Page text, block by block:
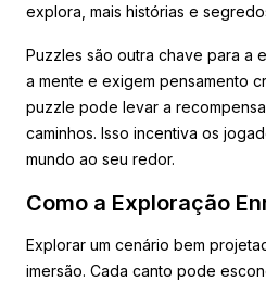
explora, mais histórias e
Puzzles são outra chave para a
a mente e exigem pensamento
puzzle pode levar a
caminhos. Isso incentiva os
mundo ao seu redor.
Como a Exploração
Explorar um cenário bem
imersão. Cada canto pode